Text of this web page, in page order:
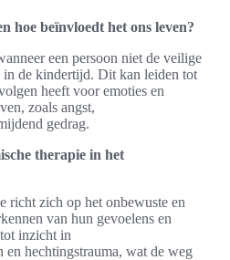
hoe beïnvloedt het ons leven?
een persoon niet de veilige
de kindertijd. Dit kan leiden tot
heeft voor emoties en
zoals angst,
gedrag.
therapie in het
richt zich op het onbewuste en
van hun gevoelens en
inzicht in
en hechtingstrauma, wat de weg